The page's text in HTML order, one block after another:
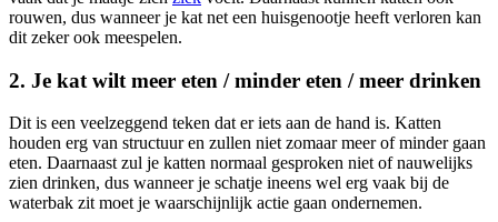
rouwen, dus wanneer je kat net een huisgenootje heeft verloren kan
dit zeker ook meespelen.
2. Je kat wilt meer eten / minder eten / meer drinken
Dit is een veelzeggend teken dat er iets aan de hand is. Katten
houden erg van structuur en zullen niet zomaar meer of minder gaan
eten. Daarnaast zul je katten normaal gesproken niet of nauwelijks
zien drinken, dus wanneer je schatje ineens wel erg vaak bij de
waterbak zit moet je waarschijnlijk actie gaan ondernemen.